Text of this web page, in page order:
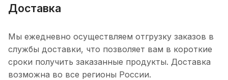
Доставка
Мы ежедневно осуществляем отгрузку заказов в
службы доставки, что позволяет вам в короткие
сроки получить заказанные продукты. Доставка
возможна во все регионы России.